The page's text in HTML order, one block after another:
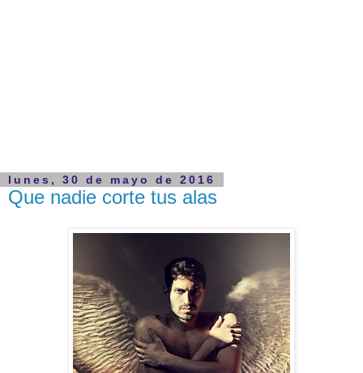
lunes, 30 de mayo de 2016
Que nadie corte tus alas